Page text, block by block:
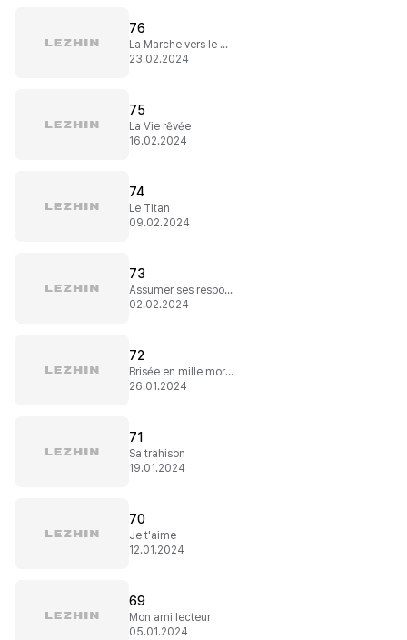
76
La Marche vers le nord
23.02.2024
75
La Vie rêvée
16.02.2024
74
Le Titan
09.02.2024
73
Assumer ses responsabilités
02.02.2024
72
Brisée en mille morceaux
26.01.2024
71
Sa trahison
19.01.2024
70
Je t'aime
12.01.2024
69
Mon ami lecteur
05.01.2024